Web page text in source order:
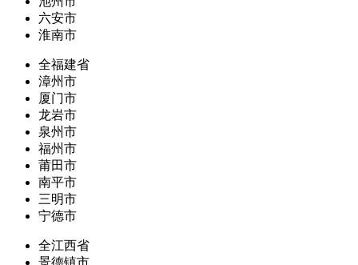
六安市
淮南市
全福建省
漳州市
厦门市
龙岩市
泉州市
福州市
莆田市
南平市
三明市
宁德市
全江西省
景德镇市